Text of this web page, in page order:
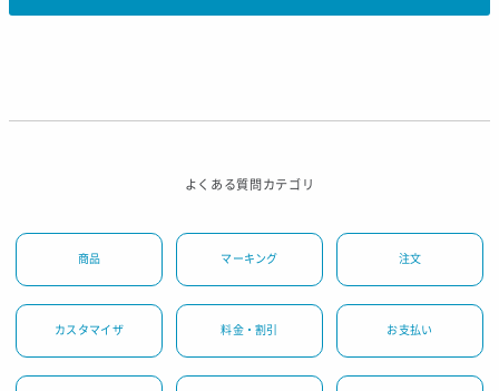
よくある質問カテゴリ
商品 マーキング 注文
カスタマイザ 料金・割引 お支払い